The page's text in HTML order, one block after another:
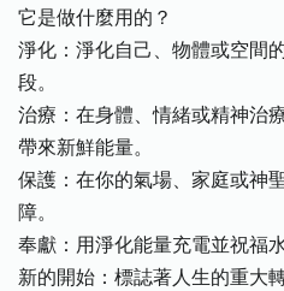
它是做什麼用的？
淨化：淨化自己、物體或空間
段。
治療：在身體、情緒或精神治
帶來新鮮能量。
保護：在你的氣場、家庭或神
障。
奉獻：用淨化能量充電並祝福
新的開始：標誌著人生的重大